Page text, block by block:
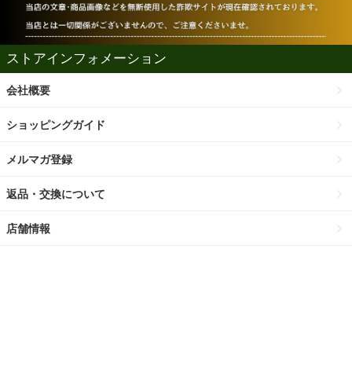
ストアインフォメーション
会社概要
ショッピングガイド
メルマガ登録
返品・交換について
店舗情報